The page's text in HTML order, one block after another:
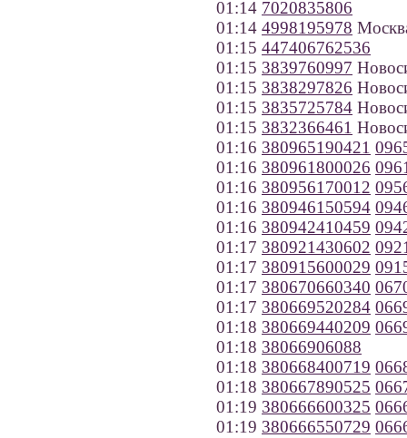
01:14 7020835806
01:14 4998195978
01:15 447406762536
01:15 3839760997
01:15 3838297826
01:15 3835725784
01:15 3832366461
01:16 380965190421
01:16 380961800026
01:16 380956170012
01:16 380946150594
01:16 380942410459
01:17 380921430602
01:17 380915600029
01:17 380670660340
01:17 380669520284
01:18 380669440209
01:18 38066906088
01:18 380668400719
01:18 380667890525
01:19 380666600325
01:19 380666550729